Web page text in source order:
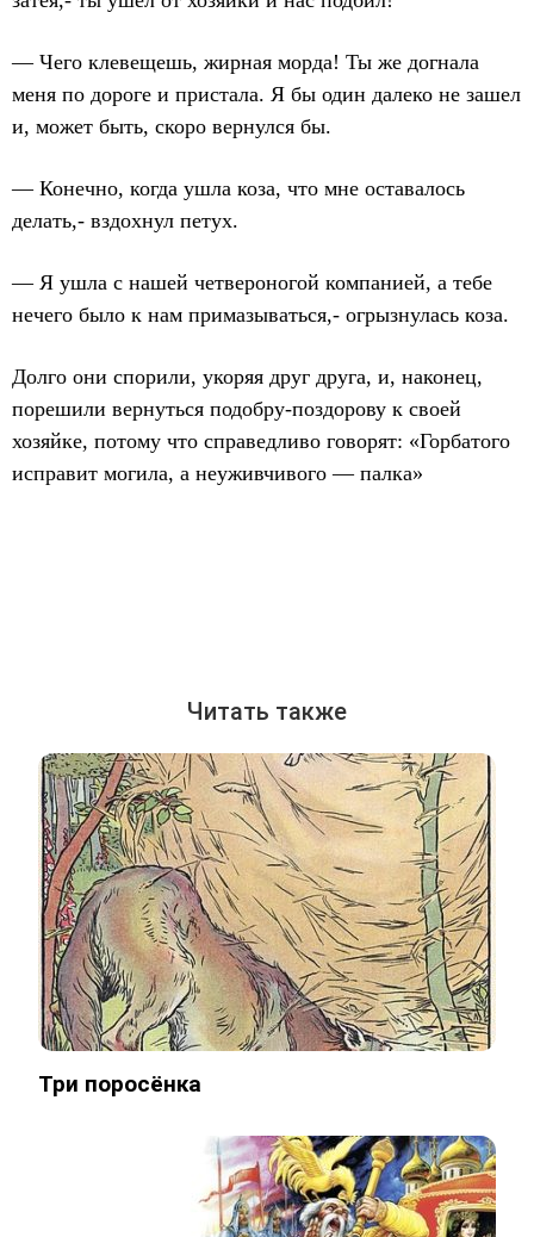
— Чего клевещешь, жирная морда! Ты же догнала
меня по дороге и пристала. Я бы один далеко не зашел
и, может быть, скоро вернулся бы.
— Конечно, когда ушла коза, что мне оставалось
делать,- вздохнул петух.
— Я ушла с нашей четвероногой компанией, а тебе
нечего было к нам примазываться,- огрызнулась коза.
Долго они спорили, укоряя друг друга, и, наконец,
порешили вернуться подобру-поздорову к своей
хозяйке, потому что справедливо говорят: «Горбатого
исправит могила, а неуживчивого — палка»
Читать также
Три поросёнка